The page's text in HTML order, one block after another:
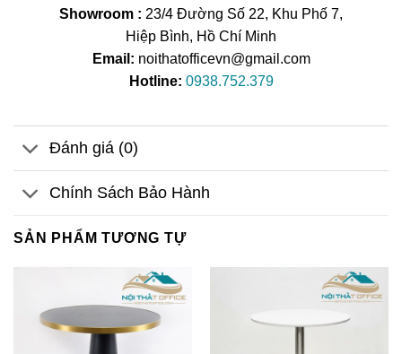
Showroom : 23/4 Đường Số 22, Khu Phố 7,
Hiệp Bình, Hồ Chí Minh
Email: noithatofficevn@gmail.com
Hotline: 0938.752.379
Đánh giá (0)
Chính Sách Bảo Hành
SẢN PHẨM TƯƠNG TỰ